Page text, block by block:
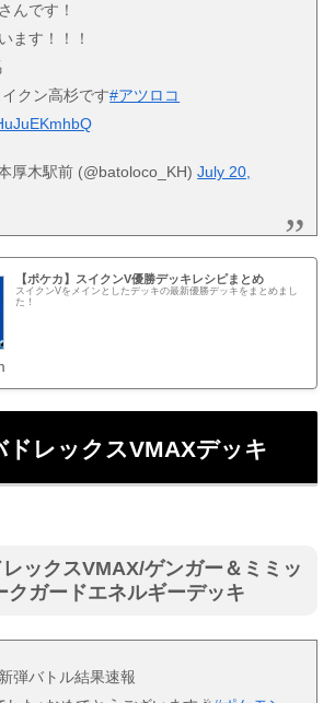
んです！
ます！！！
クン高杉です#アツロコ
厚木駅前 (@batoloco_KH)July 20,
【ポケカ】スイクンV優勝デッキレシピまとめ
スイクンVをメインとしたデッキの最新優勝デッキをまとめまし
た！
レックスVMAXデッキ
ックスVMAX/ゲンガー＆ミミッ
クガードエネルギーデッキ
弾バトル結果速報